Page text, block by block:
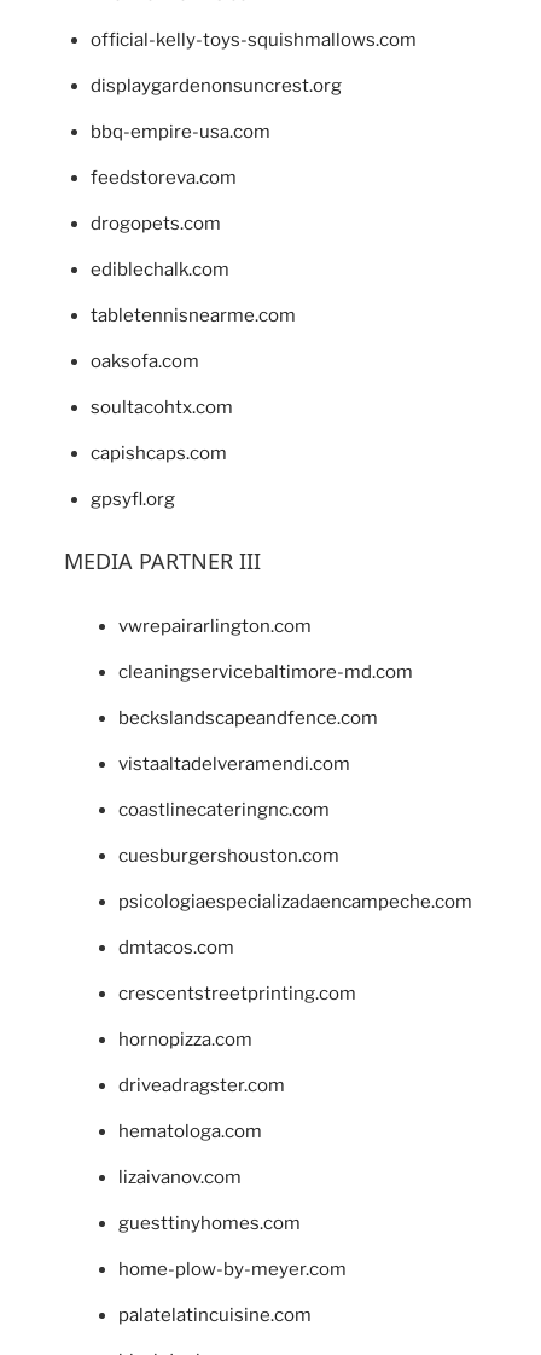
official-kelly-toys-squishmallows.com
displaygardenonsuncrest.org
bbq-empire-usa.com
feedstoreva.com
drogopets.com
ediblechalk.com
tabletennisnearme.com
oaksofa.com
soultacohtx.com
capishcaps.com
gpsyfl.org
MEDIA PARTNER III
vwrepairarlington.com
cleaningservicebaltimore-md.com
beckslandscapeandfence.com
vistaaltadelveramendi.com
coastlinecateringnc.com
cuesburgershouston.com
psicologiaespecializadaencampeche.com
dmtacos.com
crescentstreetprinting.com
hornopizza.com
driveadragster.com
hematologa.com
lizaivanov.com
guesttinyhomes.com
home-plow-by-meyer.com
palatelatincuisine.com